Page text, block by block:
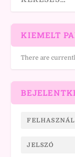
KIEMELT
There are